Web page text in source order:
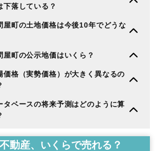
下落している？
屋町の土地価格は今後10年でどうな
屋町の公示地価はいくら？
価格（実勢価格）が大きく異なるの
タベースの将来予測はどのように算
動産、いくらで売れる？